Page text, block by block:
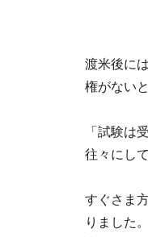
渡米後に
権がない
「試験は
往々にし
すぐさま
りました